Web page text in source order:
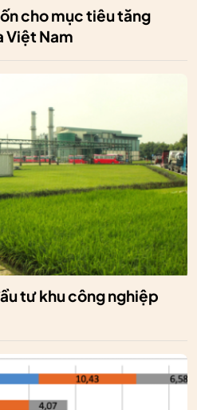
cho mục tiêu tăng
Việt Nam
tư khu công nghiệp